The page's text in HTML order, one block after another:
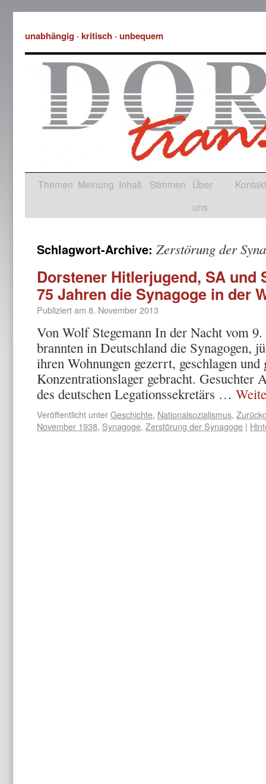
unabhängig · kritisch · unbequem
Themen Meinung Inhalt Stimmen Über
uns
Kontakt
Schlagwort-Archive: Zerstörung der
Dorstener Hitlerjugend, SA und
75 Jahren die Synagoge in der
Publiziert am 8. November 2013
Von Wolf Stegemann In der Nacht vom
brannten in Deutschland die Synagogen,
ihren Wohnungen gezerrt, geschlagen und
Konzentrationslager gebracht. Gesuchter
des deutschen Legationssekretärs …
Veröffentlicht unterGeschichte, Nationalsozialismus,
November 1938, Synagoge, Zerstörung der Synagoge |